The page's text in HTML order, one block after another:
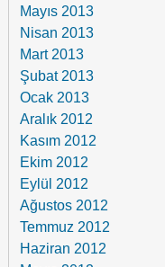
Mayıs 2013
Nisan 2013
Mart 2013
Şubat 2013
Ocak 2013
Aralık 2012
Kasım 2012
Ekim 2012
Eylül 2012
Ağustos 2012
Temmuz 2012
Haziran 2012